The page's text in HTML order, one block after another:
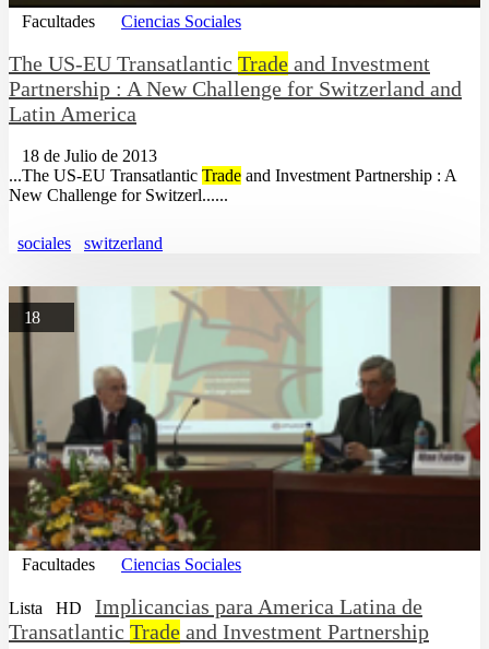
Facultades Ciencias Sociales
The US-EU Transatlantic Trade and Investment
Partnership : A New Challenge for Switzerland and
Latin America
18 de Julio de 2013
...The US-EU Transatlantic Trade and Investment Partnership : A
New Challenge for Switzerl......
sociales switzerland
18
Facultades Ciencias Sociales
Lista HD
Implicancias para America Latina de
Transatlantic Trade and Investment Partnership